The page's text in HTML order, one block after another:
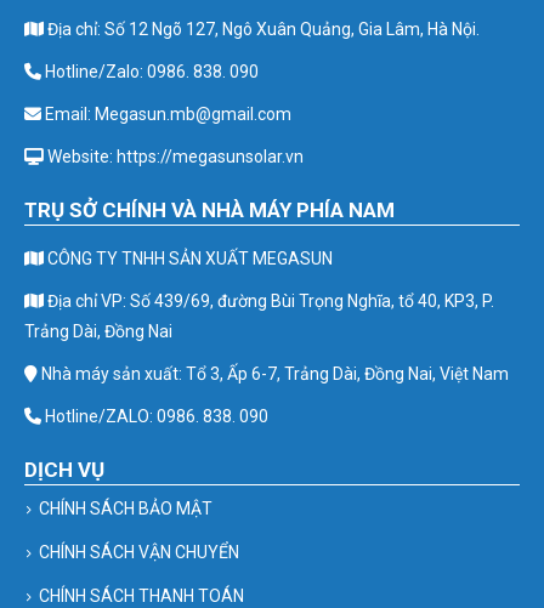
Địa chỉ: Số 12 Ngõ 127, Ngô Xuân Quảng, Gia Lâm, Hà Nội.
Hotline/Zalo: 0986. 838. 090
Email: Megasun.mb@gmail.com
Website: https://megasunsolar.vn
TRỤ SỞ CHÍNH VÀ NHÀ MÁY PHÍA NAM
CÔNG TY TNHH SẢN XUẤT MEGASUN
Địa chỉ VP: Số 439/69, đường Bùi Trọng Nghĩa, tổ 40, KP3, P.
Trảng Dài, Đồng Nai
Nhà máy sản xuất: Tổ 3, Ấp 6-7, Trảng Dài, Đồng Nai, Việt Nam
Hotline/ZALO: 0986. 838. 090
DỊCH VỤ
CHÍNH SÁCH BẢO MẬT
CHÍNH SÁCH VẬN CHUYỂN
CHÍNH SÁCH THANH TOÁN